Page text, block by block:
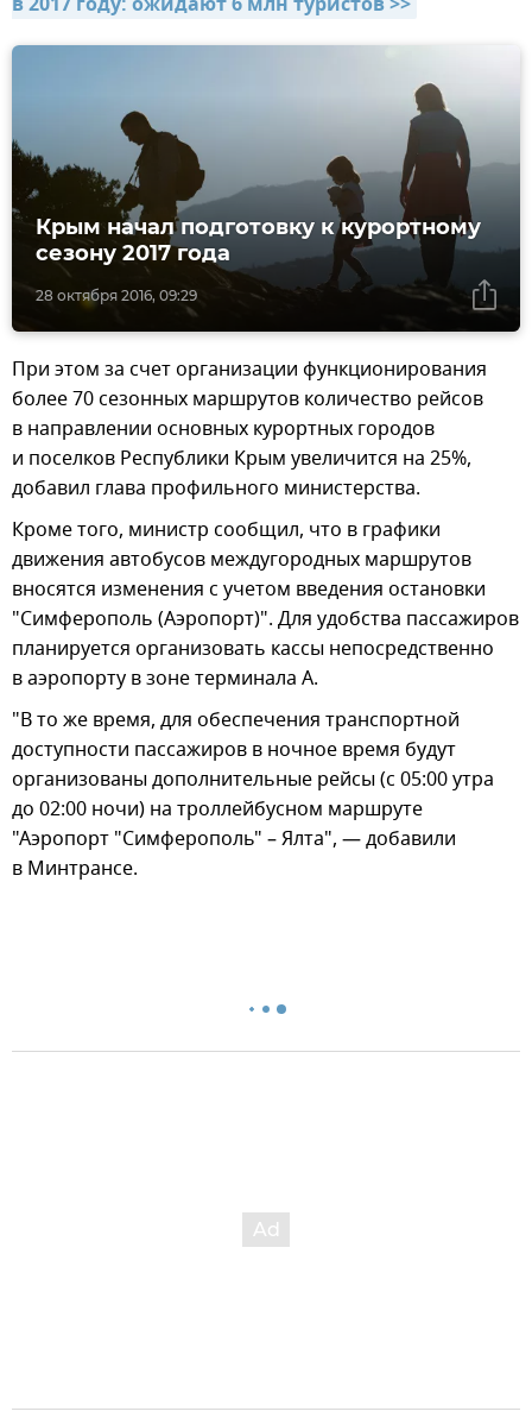
в 2017 году: ожидают 6 млн туристов >>
28 октября 2016, 09:29
Крым начал подготовку к курортному
сезону 2017 года
При этом за счет организации функционирования
более 70 сезонных маршрутов количество рейсов
в направлении основных курортных городов
и поселков Республики Крым увеличится на 25%,
добавил глава профильного министерства.
Кроме того, министр сообщил, что в графики
движения автобусов междугородных маршрутов
вносятся изменения с учетом введения остановки
"Симферополь (Аэропорт)". Для удобства пассажиров
планируется организовать кассы непосредственно
в аэропорту в зоне терминала А.
"В то же время, для обеспечения транспортной
доступности пассажиров в ночное время будут
организованы дополнительные рейсы (c 05:00 утра
до 02:00 ночи) на троллейбусном маршруте
"Аэропорт "Симферополь" – Ялта", — добавили
в Минтрансе.